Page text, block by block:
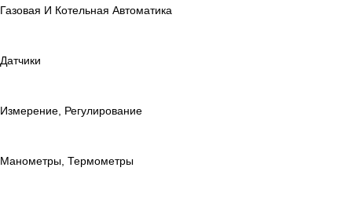
Газовая И Котельная Автоматика
Датчики
Измерение, Регулирование
Манометры, Термометры